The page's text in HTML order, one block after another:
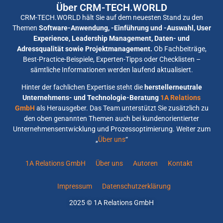
Über CRM-TECH.WORLD
CRM-TECH.WORLD hält Sie auf dem neuesten Stand zu den
Themen Software-Anwendung, -Einführung und -Auswahl, User
Experience, Leadership Management, Daten- und
Adressqualität sowie Projektmanagement. Ob Fachbeiträge,
Best-Practice-Beispiele, Experten-Tipps oder Checklisten –
sämtliche Informationen werden laufend aktualisiert.
Hinter der fachlichen Expertise steht die herstellerneutrale
Unternehmens- und Technologie-Beratung 1A Relations
GmbH als Herausgeber. Das Team unterstützt Sie zusätzlich zu
den oben genannten Themen auch bei kundenorientierter
Unternehmensentwicklung und Prozessoptimierung. Weiter zum
„Über uns“
1A Relations GmbH Über uns Autoren Kontakt
Impressum Datenschutzerklärung
2025 © 1A Relations GmbH